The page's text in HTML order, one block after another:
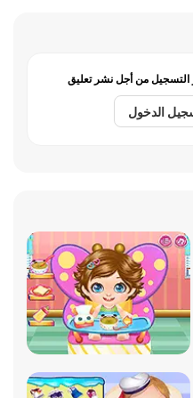
من أجل نشر تعليق
الدخول